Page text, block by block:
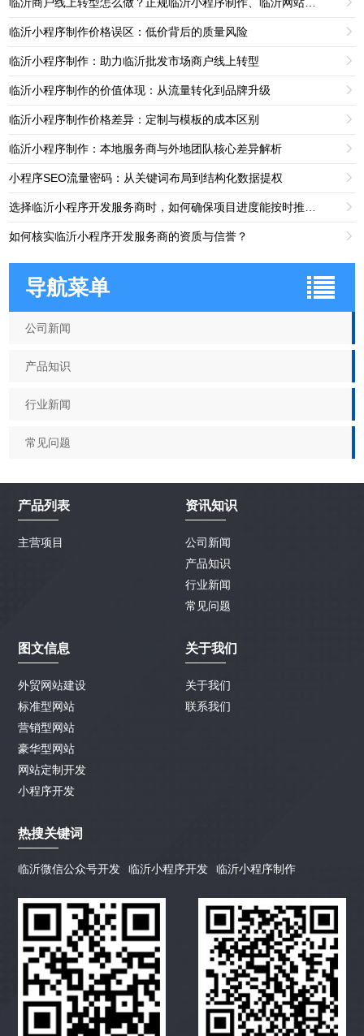

临沂小程序制作价格误区：低价背后的质量风险 
临沂小程序制作：助力临沂批发市场商户线上转型 
临沂小程序制作的价值体现：从流量转化到品牌升级 
临沂小程序制作价格差异：定制与模板的成本区别 
临沂小程序制作：本地服务商与外地团队核心差异解析 
小程序SEO流量密码：从关键词布局到结构化数据提权 

如何核实临沂小程序开发服务商的资质与信誉？ 
导航菜单
公司新闻
产品知识
行业新闻
常见问题
产品列表
主营项目
资讯知识
公司新闻
产品知识
行业新闻
常见问题
图文信息
外贸网站建设
标准型网站
营销型网站
豪华型网站
网站定制开发
小程序开发
关于我们
关于我们
联系我们
热搜关键词
临沂微信公众号开发 临沂小程序开发 临沂小程序制作